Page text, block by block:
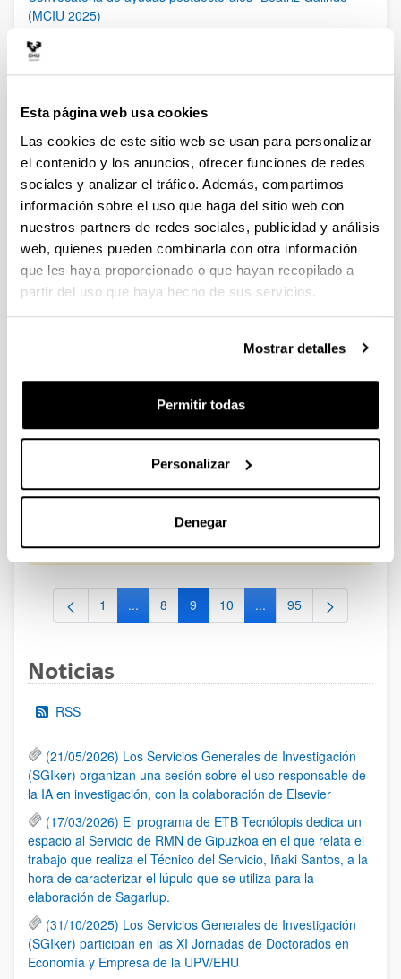
Esta página web usa cookies
Las cookies de este sitio web se usan para personalizar
el contenido y los anuncios, ofrecer funciones de redes
sociales y analizar el tráfico. Además, compartimos
información sobre el uso que haga del sitio web con
nuestros partners de redes sociales, publicidad y análisis
web, quienes pueden combinarla con otra información
que les haya proporcionado o que hayan recopilado a
partir del uso que haya hecho de sus servicios.
Mostrar detalles
Permitir todas
Personalizar
Denegar
(MCIU 2025)
presentación: 27/02/2026)
ayudas hasta el 27 de febrero de 2026, incluido. El plazo de
febrero a las 13:30
Ayudas a la movilidad para personas contratadas
predoctorales del Gobierno Vasco [EGONLABUR] 2026
Modalidad B
Plazo de presentación cerrado (Fecha de fin del plazo de
presentación: 16/02/2026)
Se ha publicado la convocatoria
predoctorales del Gobierno Vasco [EGONLABUR] 2026
Se ha publicado la convocatoria
CONVOCATORIA PARA LA CONTRATACIÓN DE
PERSONAL INVESTIGADOR EN FORMACIÓN EN LA EHU
GRUPO/PROYECTO DE INVESTIGACIÓN 2025-II
Plazo de presentación cerrado: 15/10/2025 - 23/10/2025
19/01/2026. Resolución definitiva de adjudicados y excluidos.
Página
1 ...Páginas intermedias Use TAB para
Página
8 Página
9 Página
10 ...Páginas intermedias
Página
95
Noticias
RSS
(21/05/2026) Los Servicios Generales de Investigación
(SGIker) organizan una sesión sobre el uso responsable de
la IA en investigación, con la colaboración de Elsevier
(17/03/2026) El programa de ETB Tecnólopis dedica un
espacio al Servicio de RMN de Gipuzkoa en el que relata el
trabajo que realiza el Técnico del Servicio, Iñaki Santos, a la
hora de caracterizar el lúpulo que se utiliza para la
elaboración de Sagarlup.
(31/10/2025) Los Servicios Generales de Investigación
(SGIker) participan en las XI Jornadas de Doctorados en
Economía y Empresa de la UPV/EHU